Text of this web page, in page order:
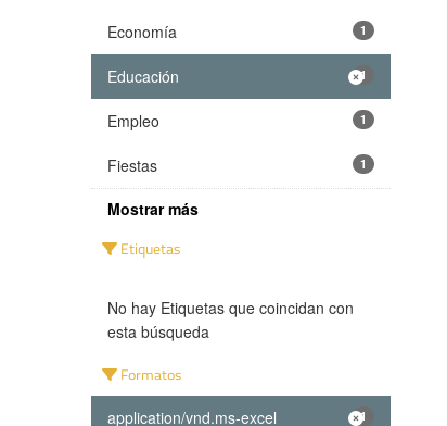
Economía 1
Educación 1
Empleo 1
Fiestas 1
Mostrar más
Etiquetas
No hay Etiquetas que coincidan con
esta búsqueda
Formatos
application/vnd.ms-excel 1